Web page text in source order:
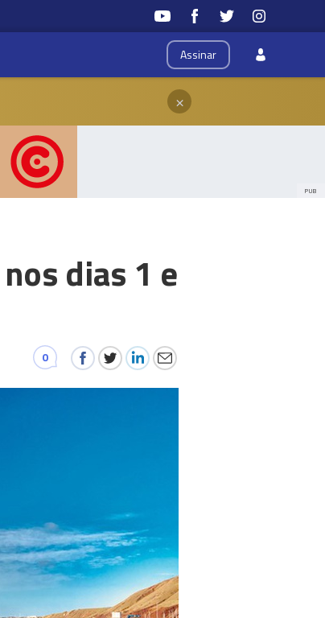
Assinar
×
PUB
dias 1 e
0